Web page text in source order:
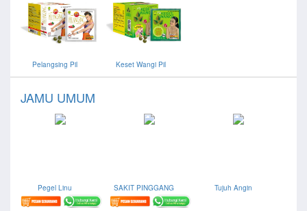
Pelangsing Pil Keset Wangi Pil
JAMU UMUM
Pegel Linu SAKIT PINGGANG Tujuh Angin